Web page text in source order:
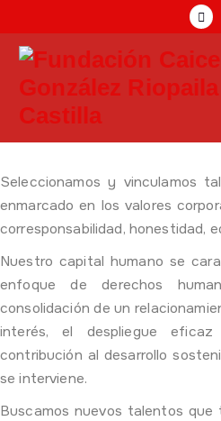
Compromiso Social Desde 1957
Seleccionamos y vinculamos
enmarcado en los valores
corresponsabilidad, honestidad,
Nuestro capital humano se
enfoque de derechos
consolidación de un
interés, el despliegue
contribución al desarrollo
se interviene.
Buscamos nuevos talentos que